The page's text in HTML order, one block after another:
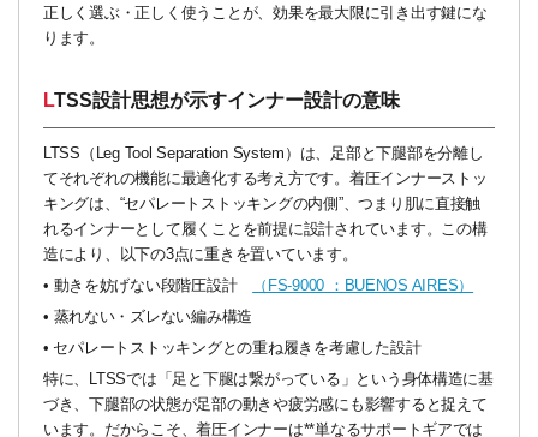
正しく選ぶ・正しく使うことが、効果を最大限に引き出す鍵にな
ります。
LTSS設計思想が示すインナー設計の意味
LTSS（Leg Tool Separation System）は、足部と下腿部を分離し
てそれぞれの機能に最適化する考え方です。着圧インナーストッ
キングは、“セパレートストッキングの内側”、つまり肌に直接触
れるインナーとして履くことを前提に設計されています。この構
造により、以下の3点に重きを置いています。
• 動きを妨げない段階圧設計
（FS-9000 ：BUENOS AIRES）
• 蒸れない・ズレない編み構造
• セパレート ストッキングとの重ね履きを考慮した設計
特に、LTSSでは「足と下腿は繋がっている」という身体構造に基
づき、下腿部の状態が足部の動きや疲労感にも影響すると捉えて
います。だからこそ、着圧インナーは**単なるサポートギアでは